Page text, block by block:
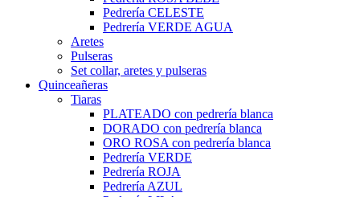
Pedrería CELESTE
Pedrería VERDE AGUA
Aretes
Pulseras
Set collar, aretes y pulseras
Quinceañeras
Tiaras
PLATEADO con pedrería blanca
DORADO con pedrería blanca
ORO ROSA con pedrería blanca
Pedrería VERDE
Pedrería ROJA
Pedrería AZUL